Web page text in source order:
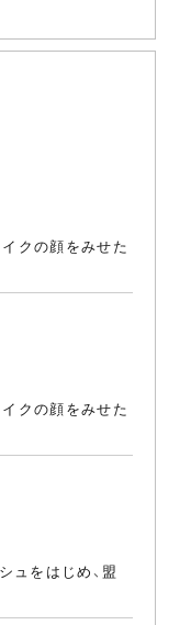
クの顔をみせた
クの顔をみせた
ュをはじめ、盟